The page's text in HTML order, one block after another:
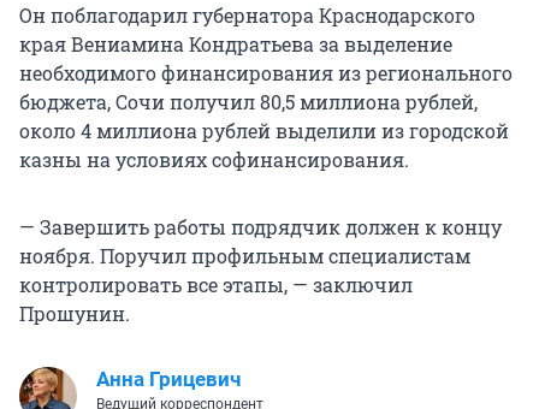
Он поблагодарил губернатора Краснодарского
края Вениамина Кондратьева за выделение
необходимого финансирования из регионального
бюджета, Сочи получил 80,5 миллиона рублей,
около 4 миллиона рублей выделили из городской
казны на условиях софинансирования.
— Завершить работы подрядчик должен к концу
ноября. Поручил профильным специалистам
контролировать все этапы, — заключил
Прошунин.
Анна Грицевич
Ведущий корреспондент